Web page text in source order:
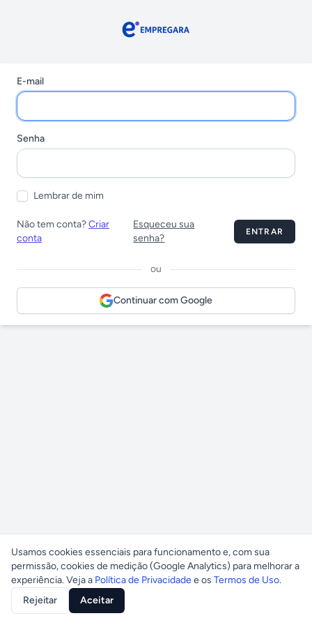
Empregara
E-mail
Senha
Lembrar de mim
Não tem conta?Criar
conta
Esqueceu sua
senha?
ENTRAR
ou
Continuar com Google
Usamos cookies essenciais para funcionamento e, com sua
permissão, cookies de medição (Google Analytics) para melhorar a
experiência. Veja a Política de Privacidadee os Termos de Uso.
Rejeitar
Aceitar